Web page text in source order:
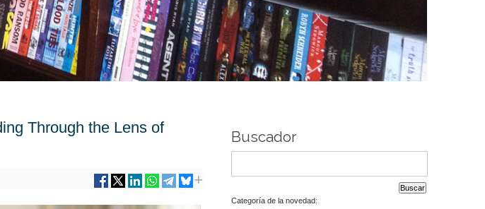
Through the Lens of
Buscador
Categoría de la novedad: